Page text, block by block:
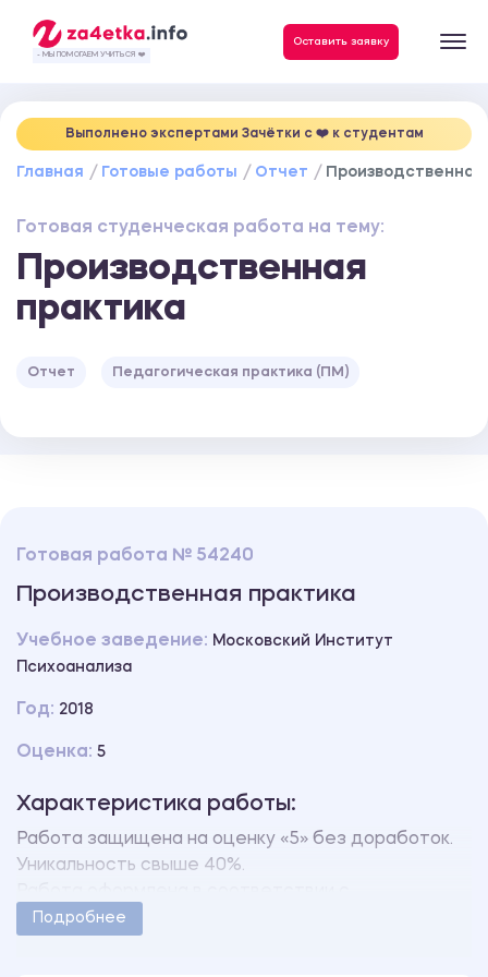
- МЫ ПОМОГАЕМ УЧИТЬСЯ ❤️
Оставить заявку
Выполнено экспертами Зачётки c ❤️ к студентам
Главная Готовые работы Отчет
Готовая студенческая работа на тему:
Производственная
практика
Отчет Педагогическая практика (ПМ)
Готовая работа № 54240
Производственная практика
Учебное заведение: Московский Институт
Психоанализа
Год: 2018
Оценка: 5
Характеристика работы:
Работа защищена на оценку «5» без доработок.
Уникальность свыше 40%.
методическими указаниями учебного заведения.
Подробнее